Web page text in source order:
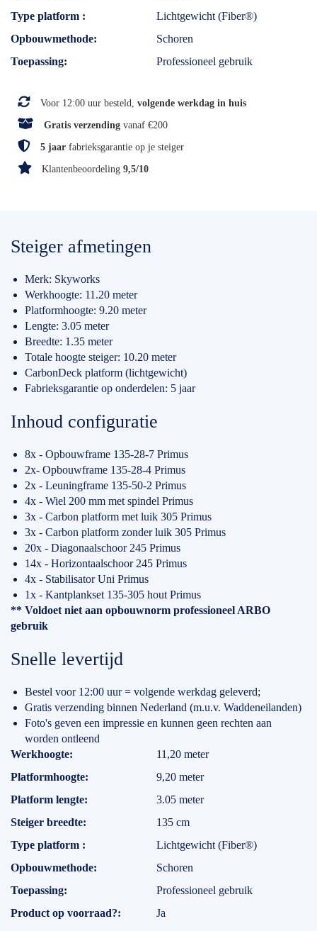
Type platform
Lichtgewicht (Fiber®)
Opbouwmethode
Schoren
Toepassing
Professioneel gebruik
Voor 12:00 uur besteld, volgende werkdag in huis
Gratis verzending vanaf €200
5 jaar fabrieksgarantie op je steiger
Klantenbeoordeling 9,5/10
Steiger afmetingen
Merk: Skyworks
Werkhoogte: 11.20 meter
Platformhoogte: 9.20 meter
Lengte: 3.05 meter
Breedte: 1.35 meter
Totale hoogte steiger: 10.20 meter
CarbonDeck platform (lichtgewicht)
Fabrieksgarantie op onderdelen: 5 jaar
Inhoud configuratie
8x - Opbouwframe 135-28-7 Primus
2x- Opbouwframe 135-28-4 Primus
2x - Leuningframe 135-50-2 Primus
4x - Wiel 200 mm met spindel Primus
3x - Carbon platform met luik 305 Primus
3x - Carbon platform zonder luik 305 Primus
20x - Diagonaalschoor 245 Primus
14x - Horizontaalschoor 245 Primus
4x - Stabilisator Uni Primus
1x - Kantplankset 135-305 hout Primus
** Voldoet niet aan opbouwnorm professioneel ARBO
gebruik
Snelle levertijd
Bestel voor 12:00 uur = volgende werkdag geleverd;
Gratis verzending binnen Nederland (m.u.v. Waddeneilanden)
Foto's geven een impressie en kunnen geen rechten aan
worden ontleend
Specificaties
Werkhoogte
11,20 meter
Platformhoogte
9,20 meter
Platform lengte
3.05 meter
Steiger breedte
135 cm
Type platform
Lichtgewicht (Fiber®)
Opbouwmethode
Schoren
Toepassing
Professioneel gebruik
Product op voorraad?
Ja